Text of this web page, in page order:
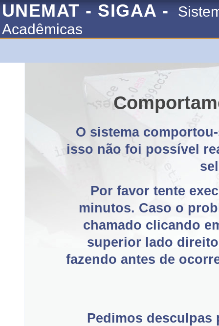
UNEMAT - SIGAA -
Acadêmicas
O sistema
isso não foi possível
Por favor tente
minutos. Caso o
chamado clicando
superior lado
fazendo antes de
Pedimos